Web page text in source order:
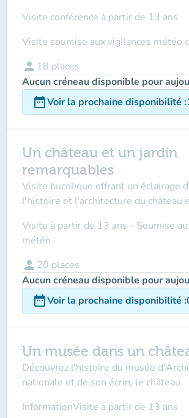
Visite conférence à partir de 13 ans
Visite soumise aux vigilances météo
person 18 places
Aucun créneau disponible pour
date_rangeVoir la prochaine disponibilité :
Un château et un jardin
remarquables
Visite bucolique offrant un éclairage
l'histoire et l'architecture du château
Visite à partir de 13 ans - Soumise
météo
person 20 places
Aucun créneau disponible pour
date_rangeVoir la prochaine disponibilité :
Un musée dans un
Découvrez l'histoire du musée
nationale et de son écrin, le château.
InformationVisite à partir de 13 ans